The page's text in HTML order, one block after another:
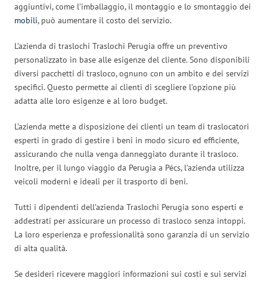
aggiuntivi, come l’imballaggio, il montaggio e lo smontaggio dei
mobili, può aumentare il costo del servizio.
L’azienda di traslochi Traslochi Perugia offre un preventivo
personalizzato in base alle esigenze del cliente. Sono disponibili
diversi pacchetti di trasloco, ognuno con un ambito e dei servizi
specifici. Questo permette ai clienti di scegliere l’opzione più
adatta alle loro esigenze e al loro budget.
L’azienda mette a disposizione dei clienti un team di traslocatori
esperti in grado di gestire i beni in modo sicuro ed efficiente,
assicurando che nulla venga danneggiato durante il trasloco.
Inoltre, per il lungo viaggio da Perugia a Pécs, l’azienda utilizza
veicoli moderni e ideali per il trasporto di beni.
Tutti i dipendenti dell’azienda Traslochi Perugia sono esperti e
addestrati per assicurare un processo di trasloco senza intoppi.
La loro esperienza e professionalità sono garanzia di un servizio
di alta qualità.
Se desideri ricevere maggiori informazioni sui costi e sui servizi